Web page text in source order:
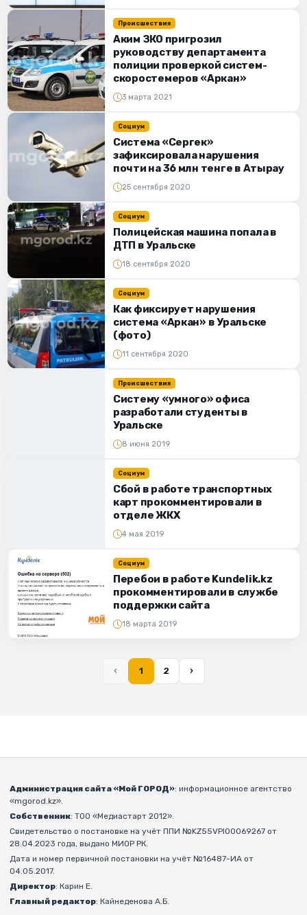
Происшествия
Аким ЗКО пригрозил
руководству департамента
полиции проверкой систем-
скоростемеров «Аркан»
3 марта 2021
Социум
Cистема «Сергек»
зафиксировала нарушения
почти на 36 млн тенге в Атырау
25 сентября 2020
Социум
Полицейская машина попала в
ДТП в Уральске
18 сентября 2020
Социум
Как фиксирует нарушения
система «Аркан» в Уральске
(фото)
11 сентября 2020
Происшествия
Систему «умного» офиса
разработали студенты в
Уральске
8 июня 2019
Социум
Сбой в работе транспортных
карт прокомментировали в
отделе ЖКХ
4 мая 2019
Социум
Перебои в работе Kundelik.kz
прокомментировали в службе
поддержки сайта
18 марта 2019
‹ 1 2 ›
Администрация сайта «Мой ГОРОД»: информационное агентство
«mgorod.kz».
Собственник: ТОО «Медиастарт 2012».
Свидетельство о постановке на учёт ППИ №KZ55VPI00069267 от
28.04.2023 года, выдано МИОР РК.
Дата и номер первичной постановки на учёт №16487-ИА от
04.05.2017.
Директор: Карин Е.
Главный редактор: Кайнеденова А.Б.